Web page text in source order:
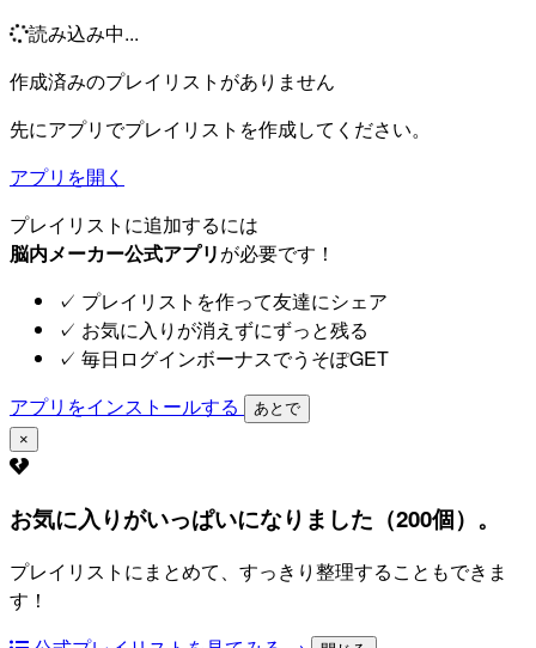
読み込み中...
作成済みのプレイリストがありません
先にアプリでプレイリストを作成してください。
アプリを開く
プレイリストに追加するには
脳内メーカー公式アプリが必要です！
✓ プレイリストを作って友達にシェア
✓ お気に入りが消えずにずっと残る
✓ 毎日ログインボーナスでうそぽGET
アプリをインストールする
あとで
×
お気に入りがいっぱいになりました（200個）。
プレイリストにまとめて、すっきり整理することもできま
す！